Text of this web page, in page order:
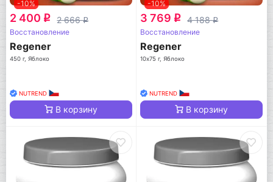
-10%
2 400 q 2 666q
Восстановление
Regener
450 г, Яблоко
NUTREND
В корзину
-10%
3 769 q 4 188q
Восстановление
Regener
10х75 г, Яблоко
NUTREND
В корзину